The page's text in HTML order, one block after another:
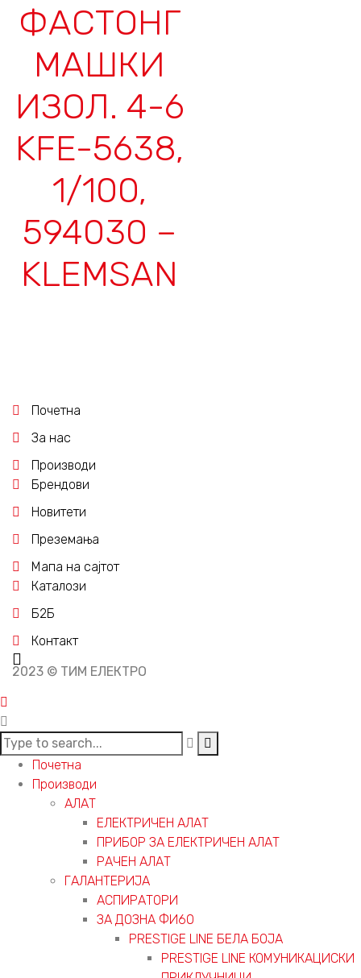
ФАСТОНГ
МАШКИ
ИЗОЛ. 4-6
KFE-5638,
1/100,
594030 –
KLEMSAN
Почетна
За нас
Производи
Брендови
Новитети
Преземања
Мапа на сајтот
Каталози
Б2Б
Контакт
2023 © ТИМ ЕЛЕКТРО
Почетна
Производи
АЛАТ
ЕЛЕКТРИЧЕН АЛАТ
ПРИБОР ЗА ЕЛЕКТРИЧЕН АЛАТ
РАЧЕН АЛАТ
ГАЛАНТЕРИЈА
АСПИРАТОРИ
ЗА ДОЗНА ФИ60
PRESTIGE LINE БЕЛА БОЈА
PRESTIGE LINE КОМУНИКАЦИСКИ